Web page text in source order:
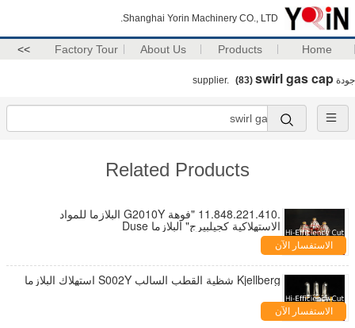
Shanghai Yorin Machinery CO., LTD.
Home
Products
About Us
Factory Tour
>>
جودة swirl gas cap
(83)
Related Products
.11.848.221.410 "فوهة G2010Y البلازما للمواد
الاستهلاكية كجيلبيرج" البلازما Duse
الاستفسار الآن
Kjellberg شظية القطب السالب S002Y استهلاك البلازما
الاستفسار الآن